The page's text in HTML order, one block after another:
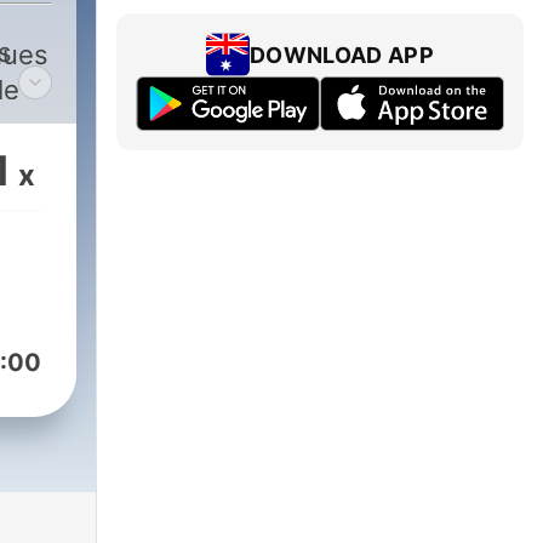
x
DOWNLOAD APP